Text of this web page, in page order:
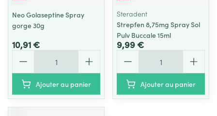
Neo Golaseptine Spray
gorge 30g
10,91 €
Ajouter au panier
Steradent
Strepfen 8,75mg Spray Sol
Pulv Buccale 15ml
9,99 €
Ajouter au panier